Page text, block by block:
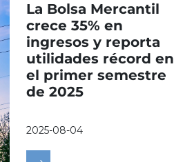
La Bolsa Mercantil
crece 35% en
ingresos y reporta
utilidades récord en
el primer semestre
de 2025
2025-08-04